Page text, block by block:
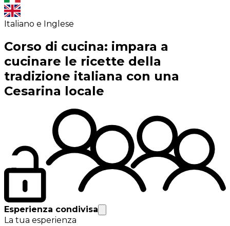
Italiano e Inglese
Corso di cucina: impara a
cucinare le ricette della
tradizione italiana con una
Cesarina locale
Esperienza condivisa
La tua esperienza